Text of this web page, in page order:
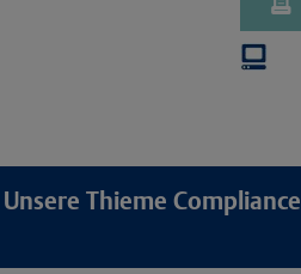
Thieme Compliance